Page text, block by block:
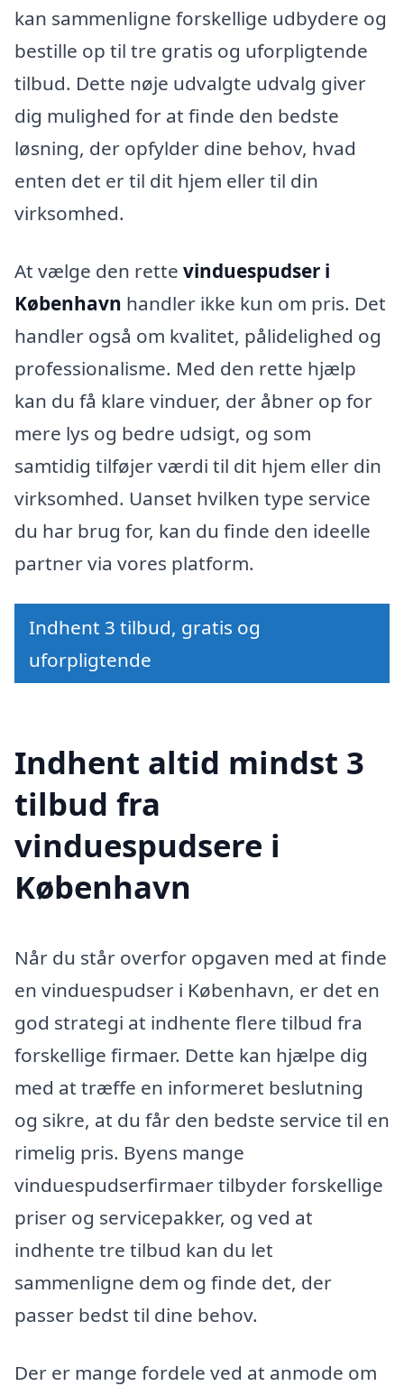
kan sammenligne forskellige udbydere og
bestille op til tre gratis og uforpligtende
tilbud. Dette nøje udvalgte udvalg giver
dig mulighed for at finde den bedste
løsning, der opfylder dine behov, hvad
enten det er til dit hjem eller til din
virksomhed.
At vælge den rette vinduespudser i
København handler ikke kun om pris. Det
handler også om kvalitet, pålidelighed og
professionalisme. Med den rette hjælp
kan du få klare vinduer, der åbner op for
mere lys og bedre udsigt, og som
samtidig tilføjer værdi til dit hjem eller din
virksomhed. Uanset hvilken type service
du har brug for, kan du finde den ideelle
partner via vores platform.
Indhent 3 tilbud, gratis og
uforpligtende
Indhent altid mindst 3
tilbud fra
vinduespudsere i
København
Når du står overfor opgaven med at finde
en vinduespudser i København, er det en
god strategi at indhente flere tilbud fra
forskellige firmaer. Dette kan hjælpe dig
med at træffe en informeret beslutning
og sikre, at du får den bedste service til en
rimelig pris. Byens mange
vinduespudserfirmaer tilbyder forskellige
priser og servicepakker, og ved at
indhente tre tilbud kan du let
sammenligne dem og finde det, der
passer bedst til dine behov.
Der er mange fordele ved at anmode om